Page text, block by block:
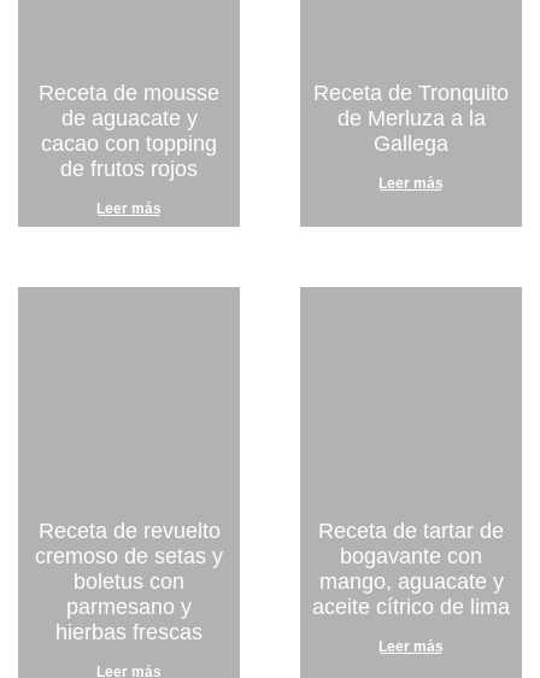
Receta de mousse
de aguacate y
cacao con topping
de frutos rojos
Leer más
Receta de Tronquito
de Merluza a la
Gallega
Leer más
Receta de revuelto
cremoso de setas y
boletus con
parmesano y
hierbas frescas
Leer más
Receta de tartar de
bogavante con
mango, aguacate y
aceite cítrico de lima
Leer más